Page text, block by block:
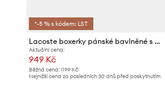
*-5 % s kódem: LST
Lacoste boxerky pánské bavlněné s elastanem 3-pack
Aktuální cena:
949 Kč
Běžná cena: 1199 Kč
Nejnižší cena za posledních 30 dnů před poskytnutím